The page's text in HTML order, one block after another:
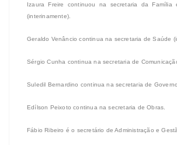
Izaura Freire continuou na secretaria da Família
(interinamente).
Geraldo Venâncio continua na secretaria de Saúde
Sérgio Cunha continua na secretaria de
Suledil Bernardino continua na secretaria de Governo.
Edílson Peixoto continua na secretaria de Obras.
Fábio Ribeiro é o secretário de Administração e